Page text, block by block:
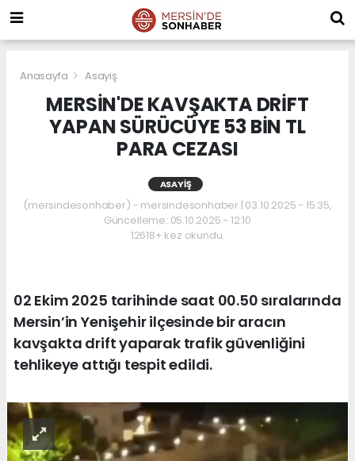
Anasayfa Asayiş
MERSİN'DE KAVŞAKTA DRİFT
YAPAN SÜRÜCÜYE 53 BİN TL
PARA CEZASI
ASAYIŞ
(mersindesonhaber) - mersindesonhaber | 03.10.2025 - 15:35,
Güncelleme: 05.10.2025 - 12:10
12618+ kez okundu.
02 Ekim 2025 tarihinde saat 00.50 sıralarında
Mersin’in Yenişehir ilçesinde bir aracın
kavşakta drift yaparak trafik güvenliğini
tehlikeye attığı tespit edildi.